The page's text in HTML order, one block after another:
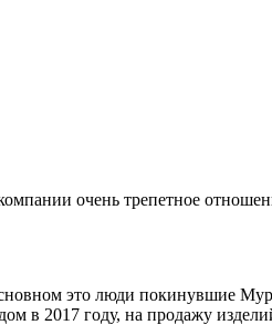
очень трепетное
это люди покинувшие
в 2017 году, на продажу